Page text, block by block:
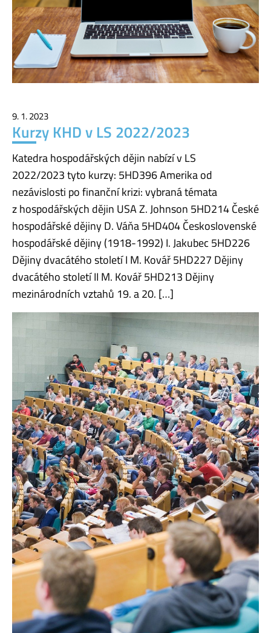
9. 1. 2023
Kurzy KHD v LS 2022/2023
Katedra hospodářských dějin nabízí v LS
2022/2023 tyto kurzy: 5HD396 Amerika od
nezávislosti po finanční krizi: vybraná témata
z hospodářských dějin USA Z. Johnson 5HD214 České
hospodářské dějiny D. Váňa 5HD404 Československé
hospodářské dějiny (1918-1992) I. Jakubec 5HD226
Dějiny dvacátého století I M. Kovář 5HD227 Dějiny
dvacátého století II M. Kovář 5HD213 Dějiny
mezinárodních vztahů 19. a 20. […]